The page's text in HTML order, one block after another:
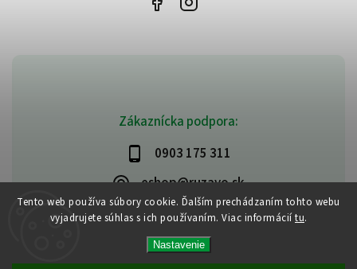
Tento web používa súbory cookie. Ďalším prechádzaním tohto webu
vyjadrujete súhlas s ich používaním. Viac informácií tu.
Nastavenie
Zákaznícka podpora:
0903 175 311
eshop@ruzavo.sk
Copyright 2026